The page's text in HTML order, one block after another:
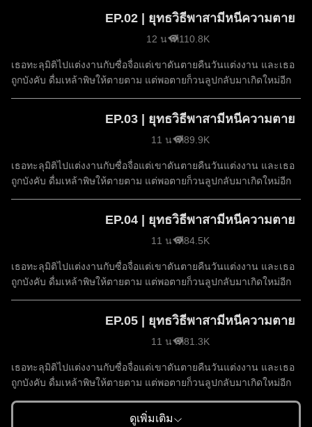
EP.02 | ยุทธวิธีพาสามีหนีความตาย
12 นาที110.8K
เธอทะลุมิติไปแต่งงานกับซื่อจื่อแต่เขาดันตายคืนวันแต่งงาน และเธอ
ถูกบังคับ ดื่มเหล้าพิษให้ตายตาม แต่พอตายก็วนลูปกลับมาเกิดใหม่อีก
EP.03 | ยุทธวิธีพาสามีหนีความตาย
11 นาที89.9K
เธอทะลุมิติไปแต่งงานกับซื่อจื่อแต่เขาดันตายคืนวันแต่งงาน และเธอ
ถูกบังคับ ดื่มเหล้าพิษให้ตายตาม แต่พอตายก็วนลูปกลับมาเกิดใหม่อีก
EP.04 | ยุทธวิธีพาสามีหนีความตาย
11 นาที84.5K
เธอทะลุมิติไปแต่งงานกับซื่อจื่อแต่เขาดันตายคืนวันแต่งงาน และเธอ
ถูกบังคับ ดื่มเหล้าพิษให้ตายตาม แต่พอตายก็วนลูปกลับมาเกิดใหม่อีก
EP.05 | ยุทธวิธีพาสามีหนีความตาย
11 นาที81.3K
เธอทะลุมิติไปแต่งงานกับซื่อจื่อแต่เขาดันตายคืนวันแต่งงาน และเธอ
ถูกบังคับ ดื่มเหล้าพิษให้ตายตาม แต่พอตายก็วนลูปกลับมาเกิดใหม่อีก
ดูเพิ่มเติม